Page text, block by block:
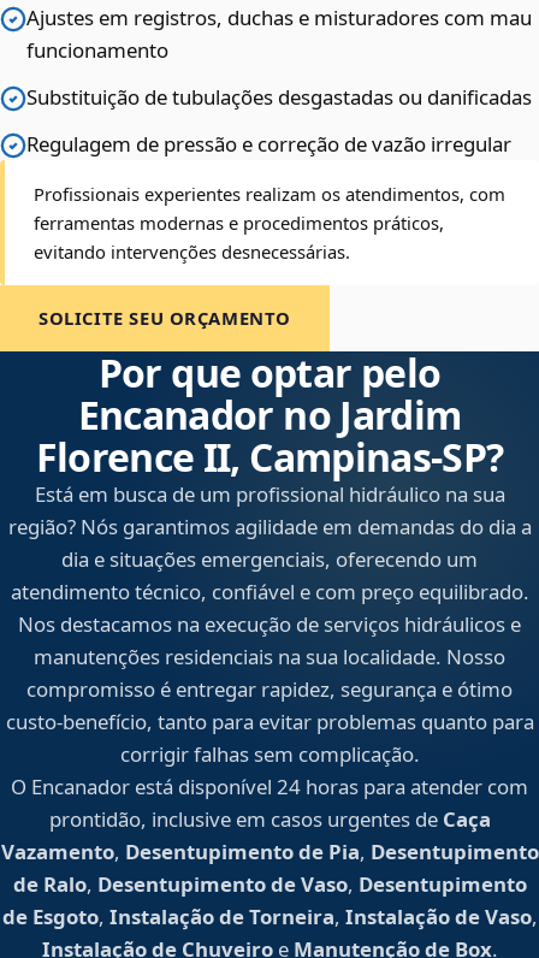
Ajustes em registros, duchas e misturadores com mau
funcionamento
Substituição de tubulações desgastadas ou danificadas
Regulagem de pressão e correção de vazão irregular
Profissionais experientes realizam os atendimentos, com
ferramentas modernas e procedimentos práticos,
evitando intervenções desnecessárias.
SOLICITE SEU ORÇAMENTO
Por que optar pelo
Encanador no Jardim
Florence II, Campinas‑SP?
Está em busca de um profissional hidráulico na sua
região? Nós garantimos agilidade em demandas do dia a
dia e situações emergenciais, oferecendo um
atendimento técnico, confiável e com preço equilibrado.
Nos destacamos na execução de serviços hidráulicos e
manutenções residenciais na sua localidade. Nosso
compromisso é entregar rapidez, segurança e ótimo
custo-benefício, tanto para evitar problemas quanto para
corrigir falhas sem complicação.
O Encanador está disponível 24 horas para atender com
prontidão, inclusive em casos urgentes de Caça
Vazamento, Desentupimento de Pia, Desentupimento
de Ralo, Desentupimento de Vaso, Desentupimento
de Esgoto, Instalação de Torneira, Instalação de Vaso,
Instalação de Chuveiroe Manutenção de Box.